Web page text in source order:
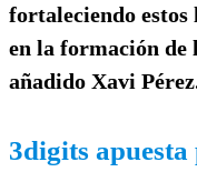
fortaleciendo
en la formación de
añadido Xavi
3digits